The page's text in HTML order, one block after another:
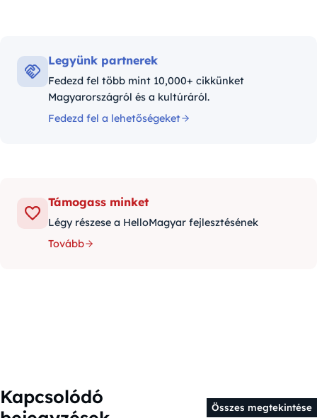
Legyünk partnerek
Fedezd fel több mint 10,000+ cikkünket
Magyarországról és a kultúráról.
Fedezd fel a lehetőségeket
Támogass minket
Légy részese a HelloMagyar fejlesztésének
Tovább
Kapcsolódó
Összes megtekintése